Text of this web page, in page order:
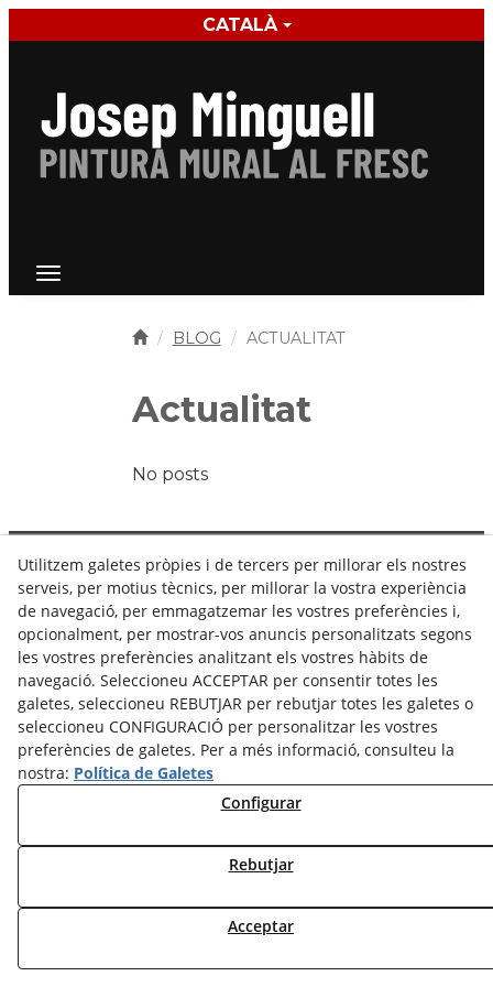
Toggle navigation
CATALÀ
BLOG ACTUALITAT
Actualitat
No posts
Política de Privacitat Avís Legal
Configurar Cookies Política de Cookies
© 08/2026 Josep Minguell - Tots els drets reservats.
Utilitzem galetes pròpies i de tercers per millorar els nostres
serveis, per motius tècnics, per millorar la vostra experiència
de navegació, per emmagatzemar les vostres preferències i,
opcionalment, per mostrar-vos anuncis personalitzats segons
les vostres preferències analitzant els vostres hàbits de
navegació. Seleccioneu ACCEPTAR per consentir totes les
galetes, seleccioneu REBUTJAR per rebutjar totes les galetes o
seleccioneu CONFIGURACIÓ per personalitzar les vostres
preferències de galetes. Per a més informació, consulteu la
nostra: Política de Galetes
Configurar
Rebutjar
Acceptar